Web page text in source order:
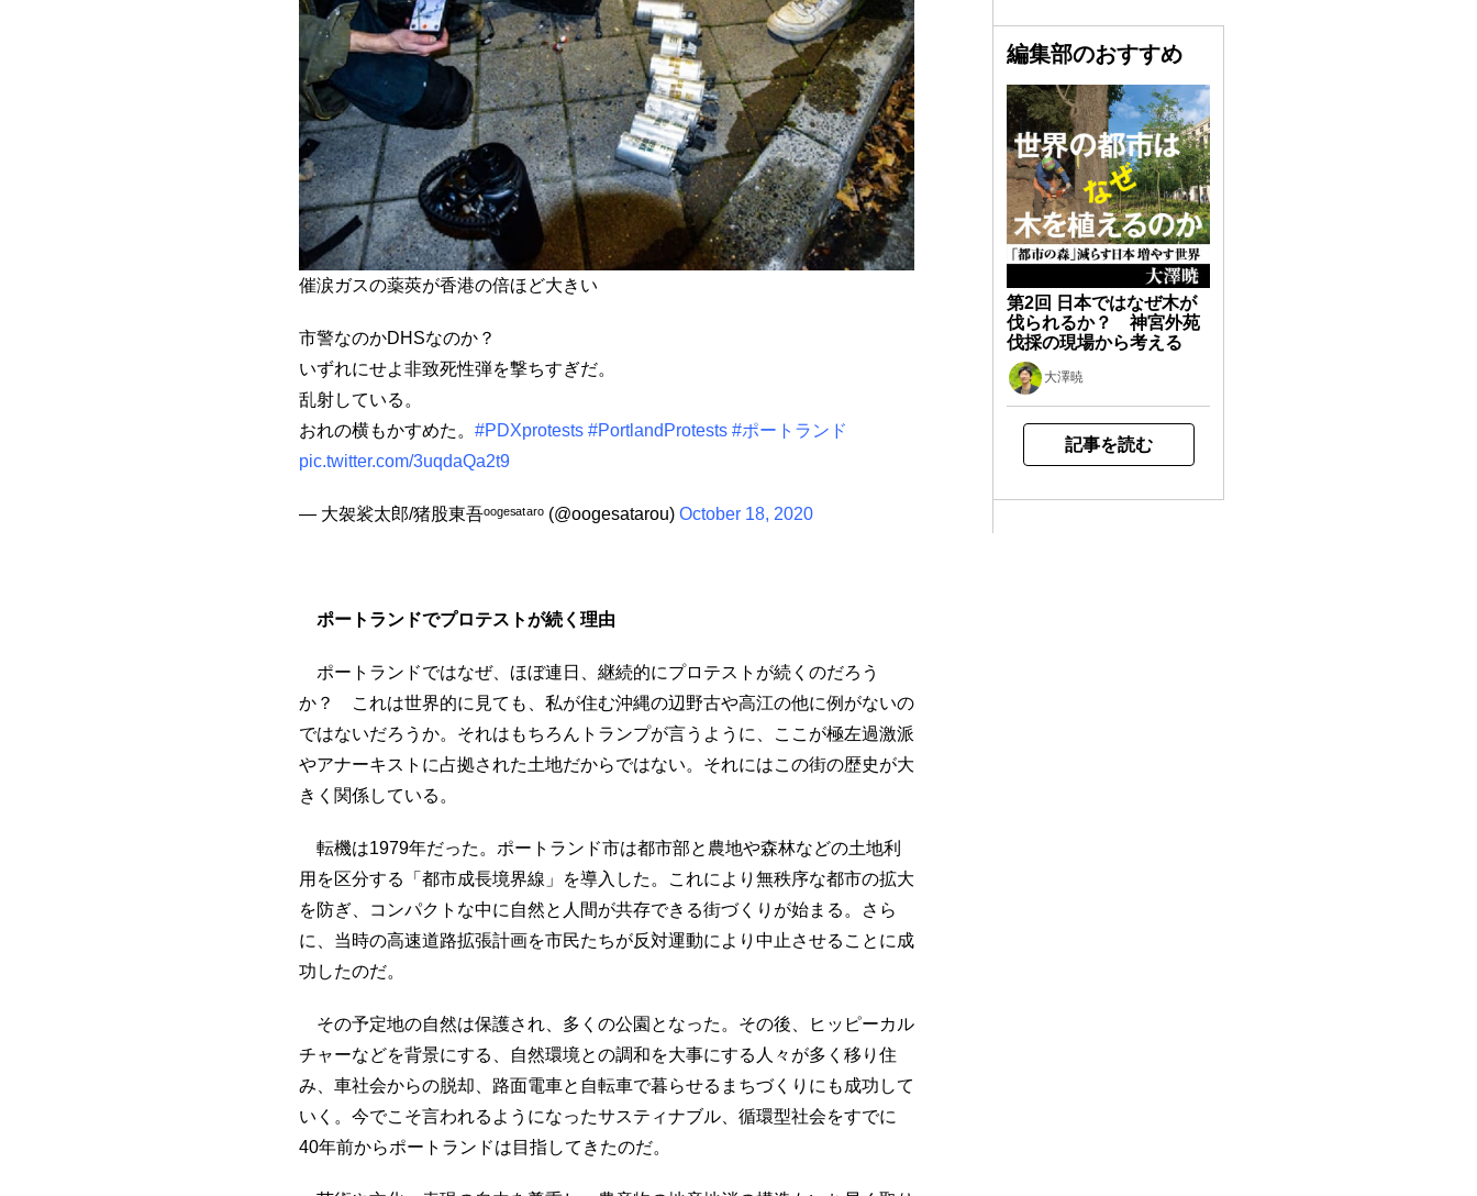
催涙ガスの薬莢が香港の倍ほど大きい
市警なのかDHSなのか？
いずれにせよ非致死性弾を撃ちすぎだ。
乱射している。
おれの横もかすめた。 #PDXprotests #PortlandProtests #ポートランド
pic.twitter.com/3uqdaQa2t9
— 大袈裟太郎/猪股東吾ᵒᵒᵍᵉˢᵃᵗᵃʳᵒ (@oogesatarou) October 18, 2020
ポートランドでプロテストが続く理由
ポートランドではなぜ、ほぼ連日、継続的にプロテストが続くのだろう
か？ これは世界的に見ても、私が住む沖縄の辺野古や高江の他に例がないの
ではないだろうか。それはもちろんトランプが言うように、ここが極左過激派
やアナーキストに占拠された土地だからではない。それにはこの街の歴史が大
きく関係している。
転機は1979年だった。ポートランド市は都市部と農地や森林などの土地利
用を区分する「都市成長境界線」を導入した。これにより無秩序な都市の拡大
を防ぎ、コンパクトな中に自然と人間が共存できる街づくりが始まる。さら
に、当時の高速道路拡張計画を市民たちが反対運動により中止させることに成
功したのだ。
その予定地の自然は保護され、多くの公園となった。その後、ヒッピーカル
チャーなどを背景にする、自然環境との調和を大事にする人々が多く移り住
み、車社会からの脱却、路面電車と自転車で暮らせるまちづくりにも成功して
いく。今でこそ言われるようになったサスティナブル、循環型社会をすでに
40年前からポートランドは目指してきたのだ。
編集部のおすすめ
第2回 日本ではなぜ木が
伐られるか？ 神宮外苑
伐採の現場から考える
大澤暁
記事を読む